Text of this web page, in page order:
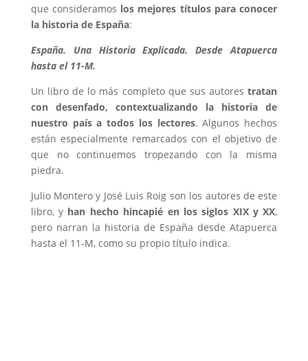
que consideramos los mejores títulos para conocer
la historia de España:
España. Una Historia Explicada. Desde Atapuerca
hasta el 11-M.
Un libro de lo más completo que sus autorestratan
con desenfado, contextualizando la historia de
nuestro país a todos los lectores. Algunos hechos
están especialmente remarcados con el objetivo de
que no continuemos tropezando con la misma
piedra.
Julio Montero y José Luis Roig son los autores de este
libro, y han hecho hincapié en los siglos XIX y XX,
pero narran la historia de España desde Atapuerca
hasta el 11-M, como su propio título indica.